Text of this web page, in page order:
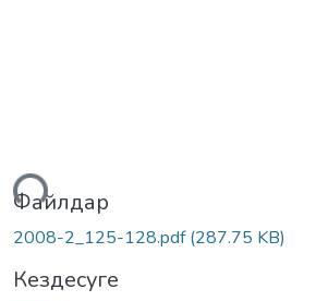
Файлдар
2008-2_125-128.pdf(287.75 KB)
Кездесуге